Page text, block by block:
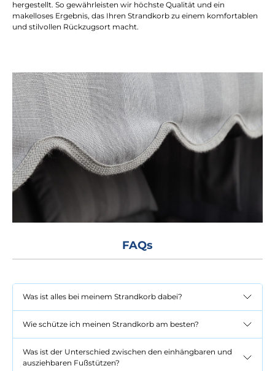
hergestellt. So gewährleisten wir höchste Qualität und ein
makelloses Ergebnis, das Ihren Strandkorb zu einem komfortablen
und stilvollen Rückzugsort macht.
FAQs
Was ist alles bei meinem Strandkorb dabei?
Wie schütze ich meinen Strandkorb am besten?
Was ist der Unterschied zwischen den einhängbaren und
ausziehbaren Fußstützen?